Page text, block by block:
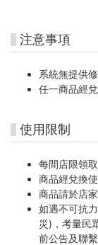
注意事項
系統無提供
任一商品經
使用限制
每間店限領
商品經兌換
商品請於店
如遇不可抗
災)，考量民
前公告及聯